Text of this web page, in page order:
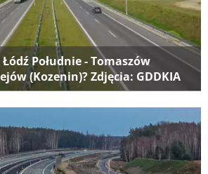
Południe - Tomaszów
(Kozenin)? Zdjęcia: GDDKIA